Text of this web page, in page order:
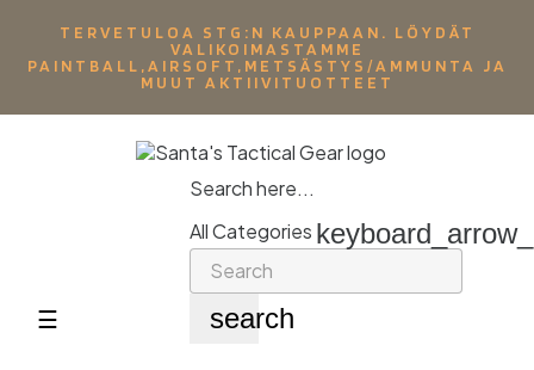
TERVETULOA STG:N KAUPPAAN. LÖYDÄT
VALIKOIMASTAMME
PAINTBALL,AIRSOFT,METSÄSTYS/AMMUNTA JA
MUUT AKTIIVITUOTTEET
Toggle
☰
Search here...
All Categories
search